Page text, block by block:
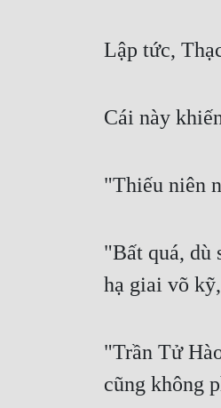
Lập tức,
Cái này
"Thiếu niên
"Bất quá, dù
hạ giai võ
"Trần Tử
cũng không